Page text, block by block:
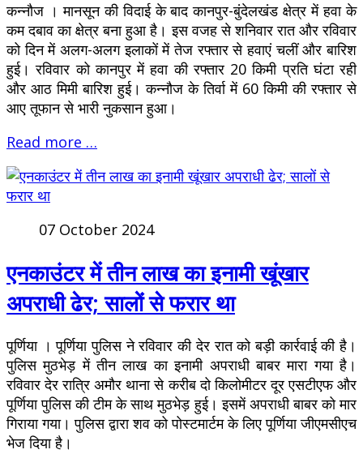
कन्नौज । मानसून की विदाई के बाद कानपुर-बुंदेलखंड क्षेत्र में हवा के
कम दबाव का क्षेत्र बना हुआ है। इस वजह से शनिवार रात और रविवार
को दिन में अलग-अलग इलाकों में तेज रफ्तार से हवाएं चलीं और बारिश
हुई। रविवार को कानपुर में हवा की रफ्तार 20 किमी प्रति घंटा रही
और आठ मिमी बारिश हुई। कन्नौज के तिर्वा में 60 किमी की रफ्तार से
आए तूफान से भारी नुकसान हुआ।
Read more …
07 October 2024
एनकाउंटर में तीन लाख का इनामी खूंखार
अपराधी ढेर; सालों से फरार था
पूर्णिया । पूर्णिया पुलिस ने रविवार की देर रात को बड़ी कार्रवाई की है।
पुलिस मुठभेड़ में तीन लाख का इनामी अपराधी बाबर मारा गया है।
रविवार देर रात्रि अमौर थाना से करीब दो किलोमीटर दूर एसटीएफ और
पूर्णिया पुलिस की टीम के साथ मुठभेड़ हुई। इसमें अपराधी बाबर को मार
गिराया गया। पुलिस द्वारा शव को पोस्टमार्टम के लिए पूर्णिया जीएमसीएच
भेज दिया है।